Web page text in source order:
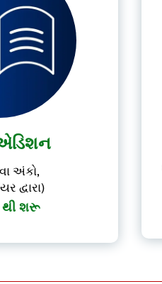
Subscribe Now
અંકો,
દ્વારા)
થી શરૂ